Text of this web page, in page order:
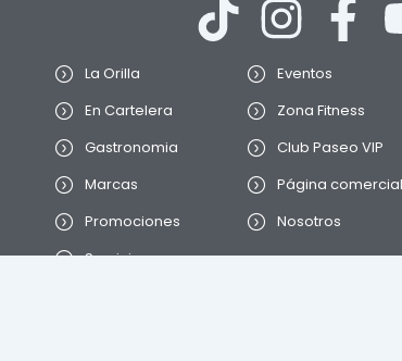
La Orilla
En Cartelera
Gastronomia
Marcas
Promociones
Servicios
Eventos
Zona Fitness
Club Paseo VIP
Página comercial
Nosotros